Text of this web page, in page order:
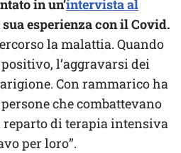
in un’intervista al
esperienza con il Covid.
la malattia. Quando
l’aggravarsi dei
Con rammarico ha
che combattevano
reparto di terapia intensiva
per loro”.